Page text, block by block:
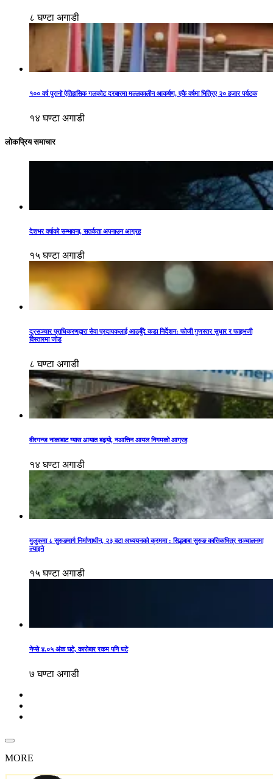
८ घण्टा अगाडी
१०० वर्ष पुरानो ऐतिहासिक गलकोट दरबारमा मल्लकालीन आकर्षण, एकै वर्षमा भित्रिए २० हजार पर्यटक
१४ घण्टा अगाडी
लोकप्रिय समाचार
देशभर वर्षाको सम्भावना, सतर्कता अपनाउन आग्रह
१५ घण्टा अगाडी
दूरसञ्चार प्राधिकरणद्वारा सेवा प्रदायकलाई आठबुँदे कडा निर्देशन: फोजी गुणस्तर सुधार र फाइभजी
विस्तारमा जोड
८ घण्टा अगाडी
वीरगन्ज नाकाबाट ग्यास आयात बढ्यो, नआत्तिन आयल निगमको आग्रह
१४ घण्टा अगाडी
मुलुकमा ८ सुरुङमार्ग निर्माणाधीन, २३ वटा अध्ययनको क्रममा : सिद्धबाबा सुरुङ कात्तिकभित्र सञ्चालनमा
ल्याइने
१५ घण्टा अगाडी
नेप्से ४.०५ अंक घटे, कारोबार रकम पनि घटे
७ घण्टा अगाडी
MORE